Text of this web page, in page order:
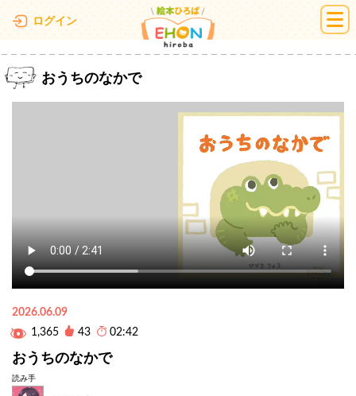
ログイン 絵本ひろば
おうちのなかで
2026.06.09
1,365
43 02:42
おうちのなかで
読み手